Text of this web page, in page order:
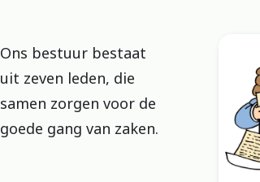
Ons bestuur bestaat
uit zeven leden, die
samen zorgen voor de
goede gang van zaken.